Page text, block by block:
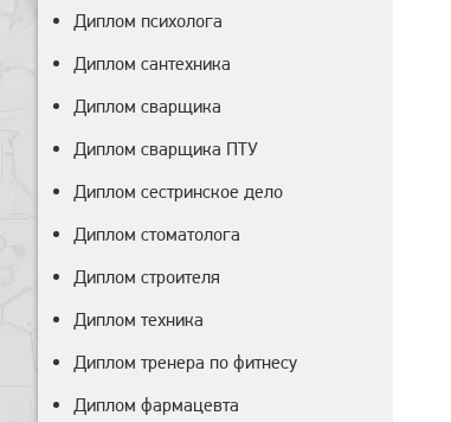
Диплом психолога
Диплом сантехника
Диплом сварщика
Диплом сварщика ПТУ
Диплом сестринское дело
Диплом стоматолога
Диплом строителя
Диплом техника
Диплом тренера по фитнесу
Диплом фармацевта